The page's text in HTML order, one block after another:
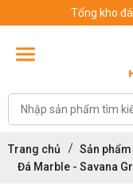
Tổng kho
Trang chủ Sản phẩm
Đá Marble - Savana